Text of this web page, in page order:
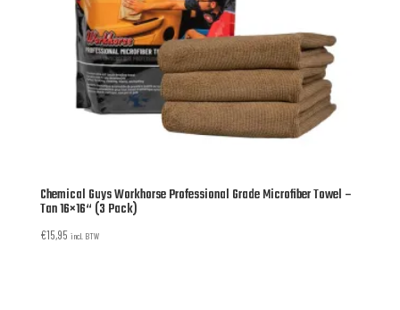
Chemical Guys Workhorse Professional Grade Microfiber Towel –
Tan 16×16“ (3 Pack)
€15,95 incl. BTW